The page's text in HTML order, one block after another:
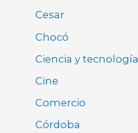
Cesar
Chocó
Ciencia y tecnología
Cine
Comercio
Córdoba